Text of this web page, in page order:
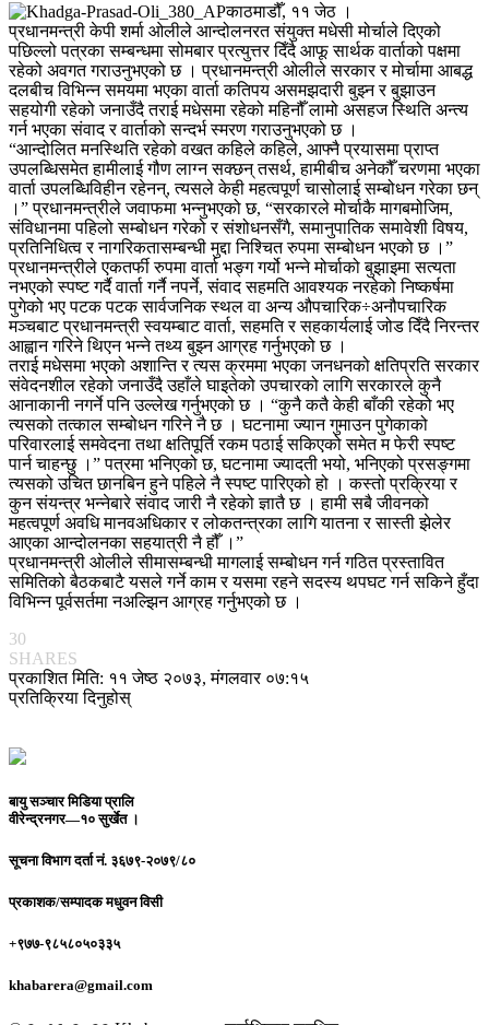
काठमाडौँ, ११ जेठ ।
प्रधानमन्त्री केपी शर्मा ओलीले आन्दोलनरत संयुक्त मधेसी मोर्चाले दिएको
पछिल्लो पत्रका सम्बन्धमा सोमबार प्रत्युत्तर दिँदै आफू सार्थक वार्ताको पक्षमा
रहेको अवगत गराउनुभएको छ । प्रधानमन्त्री ओलीले सरकार र मोर्चामा आबद्ध
दलबीच विभिन्न समयमा भएका वार्ता कतिपय असमझदारी बुझ्न र बुझाउन
सहयोगी रहेको जनाउँदै तराई मधेसमा रहेको महिनौँ लामो असहज स्थिति अन्त्य
गर्न भएका संवाद र वार्ताको सन्दर्भ स्मरण गराउनुभएको छ ।
“आन्दोलित मनस्थिति रहेको वखत कहिले कहिले, आफ्नै प्रयासमा प्राप्त
उपलब्धिसमेत हामीलाई गौण लाग्न सक्छन् तसर्थ, हामीबीच अनेकौँ चरणमा भएका
वार्ता उपलब्धिविहीन रहेनन्, त्यसले केही महत्वपूर्ण चासोलाई सम्बोधन गरेका छन्
।” प्रधानमन्त्रीले जवाफमा भन्नुभएको छ, “सरकारले मोर्चाकै मागबमोजिम,
संविधानमा पहिलो सम्बोधन गरेको र संशोधनसँगै, समानुपातिक समावेशी विषय,
प्रतिनिधित्व र नागरिकतासम्बन्धी मुद्दा निश्चित रुपमा सम्बोधन भएको छ ।”
प्रधानमन्त्रीले एकतर्फी रुपमा वार्ता भङ्ग गर्यो भन्ने मोर्चाको बुझाइमा सत्यता
नभएको स्पष्ट गर्दै वार्ता गर्नै नपर्ने, संवाद सहमति आवश्यक नरहेको निष्कर्षमा
पुगेको भए पटक पटक सार्वजनिक स्थल वा अन्य औपचारिक÷अनौपचारिक
मञ्चबाट प्रधानमन्त्री स्वयम्बाट वार्ता, सहमति र सहकार्यलाई जोड दिँदै निरन्तर
आह्वान गरिने थिएन भन्ने तथ्य बुझ्न आग्रह गर्नुभएको छ ।
तराई मधेसमा भएको अशान्ति र त्यस क्रममा भएका जनधनको क्षतिप्रति सरकार
संवेदनशील रहेको जनाउँदै उहाँले घाइतेको उपचारको लागि सरकारले कुनै
आनाकानी नगर्ने पनि उल्लेख गर्नुभएको छ । “कुनै कतै केही बाँकी रहेको भए
त्यसको तत्काल सम्बोधन गरिने नै छ । घटनामा ज्यान गुमाउन पुगेकाको
परिवारलाई समवेदना तथा क्षतिपूर्ति रकम पठाई सकिएको समेत म फेरी स्पष्ट
पार्न चाहन्छु ।” पत्रमा भनिएको छ, घटनामा ज्यादती भयो, भनिएको प्रसङ्गमा
त्यसको उचित छानबिन हुने पहिले नै स्पष्ट पारिएको हो । कस्तो प्रक्रिया र
कुन संयन्त्र भन्नेबारे संवाद जारी नै रहेको ज्ञातै छ । हामी सबै जीवनको
महत्वपूर्ण अवधि मानवअधिकार र लोकतन्त्रका लागि यातना र सास्ती झेलेर
आएका आन्दोलनका सहयात्री नै हौँ ।”
प्रधानमन्त्री ओलीले सीमासम्बन्धी मागलाई सम्बोधन गर्न गठित प्रस्तावित
समितिको बैठकबाटै यसले गर्ने काम र यसमा रहने सदस्य थपघट गर्न सकिने हुँदा
विभिन्न पूर्वसर्तमा नअल्झिन आग्रह गर्नुभएको छ ।
30
SHARES
प्रकाशित मिति: ११ जेष्ठ २०७३, मंगलवार ०७:१५
प्रतिक्रिया दिनुहोस्
बायु सञ्चार मिडिया प्रालि
वीरेन्द्रनगर—१० सुर्खेत ।
सूचना विभाग दर्ता नं. ३६७९-२०७९/८०
प्रकाशक/सम्पादकमधुवन विसी
+९७७-९८५८०५०३३५
khabarera@gmail.com